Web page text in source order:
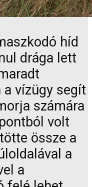
híd
drága lett
a vízügy segít
számára
volt
össze a
a
a